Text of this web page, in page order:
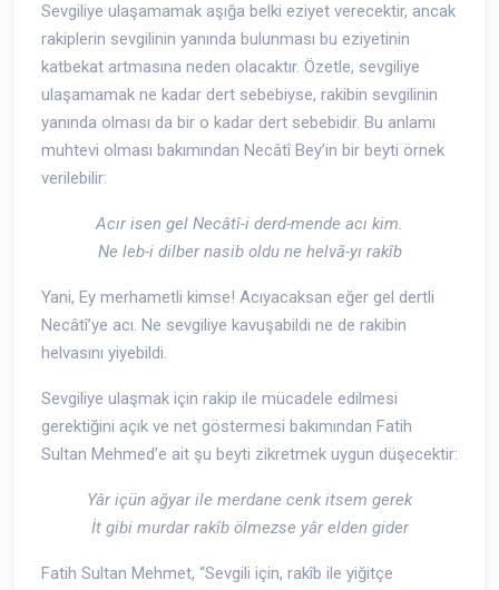
Sevgiliye ulaşamamak aşığa belki eziyet verecektir, ancak
rakiplerin sevgilinin yanında bulunması bu eziyetinin
katbekat artmasına neden olacaktır. Özetle, sevgiliye
ulaşamamak ne kadar dert sebebiyse, rakibin sevgilinin
yanında olması da bir o kadar dert sebebidir. Bu anlamı
muhtevi olması bakımından Necâtî Bey’in bir beyti örnek
verilebilir:
Acır isen gel Necâtî-i derd-mende acı kim.
Ne leb-i dilber nasib oldu ne helvā-yı rakîb
Yani, Ey merhametli kimse! Acıyacaksan eğer gel dertli
Necâtî’ye acı. Ne sevgiliye kavuşabildi ne de rakibin
helvasını yiyebildi.
Sevgiliye ulaşmak için rakip ile mücadele edilmesi
gerektiğini açık ve net göstermesi bakımından Fatih
Sultan Mehmed’e ait şu beyti zikretmek uygun düşecektir:
Yâr içün ağyar ile merdane cenk itsem gerek
İt gibi murdar rakîb ölmezse yâr elden gider
Fatih Sultan Mehmet, “Sevgili için, rakîb ile yiğitçe